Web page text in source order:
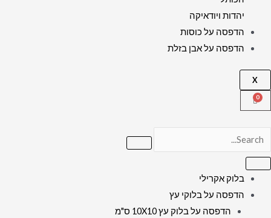
יהדות ויודאיקה
הדפסה על כוסות
הדפסה על אבן בזלת
X
בלוק אקרילי
הדפסה על בלוקי עץ
הדפסה על בלוק עץ 10X10 ס"מ